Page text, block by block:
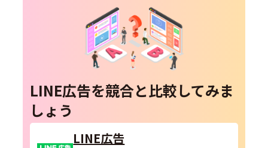
LINE広告を競合と比較してみま
しょう
LINE広告